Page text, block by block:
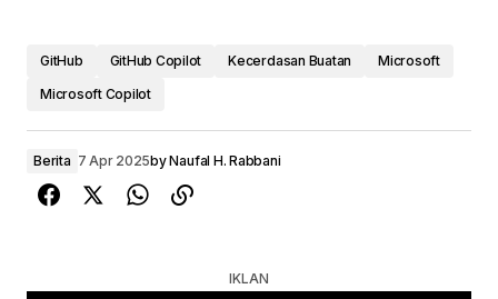
GitHub GitHub Copilot Kecerdasan Buatan
Microsoft
Microsoft Copilot
Berita 7 Apr 2025byNaufal H. Rabbani